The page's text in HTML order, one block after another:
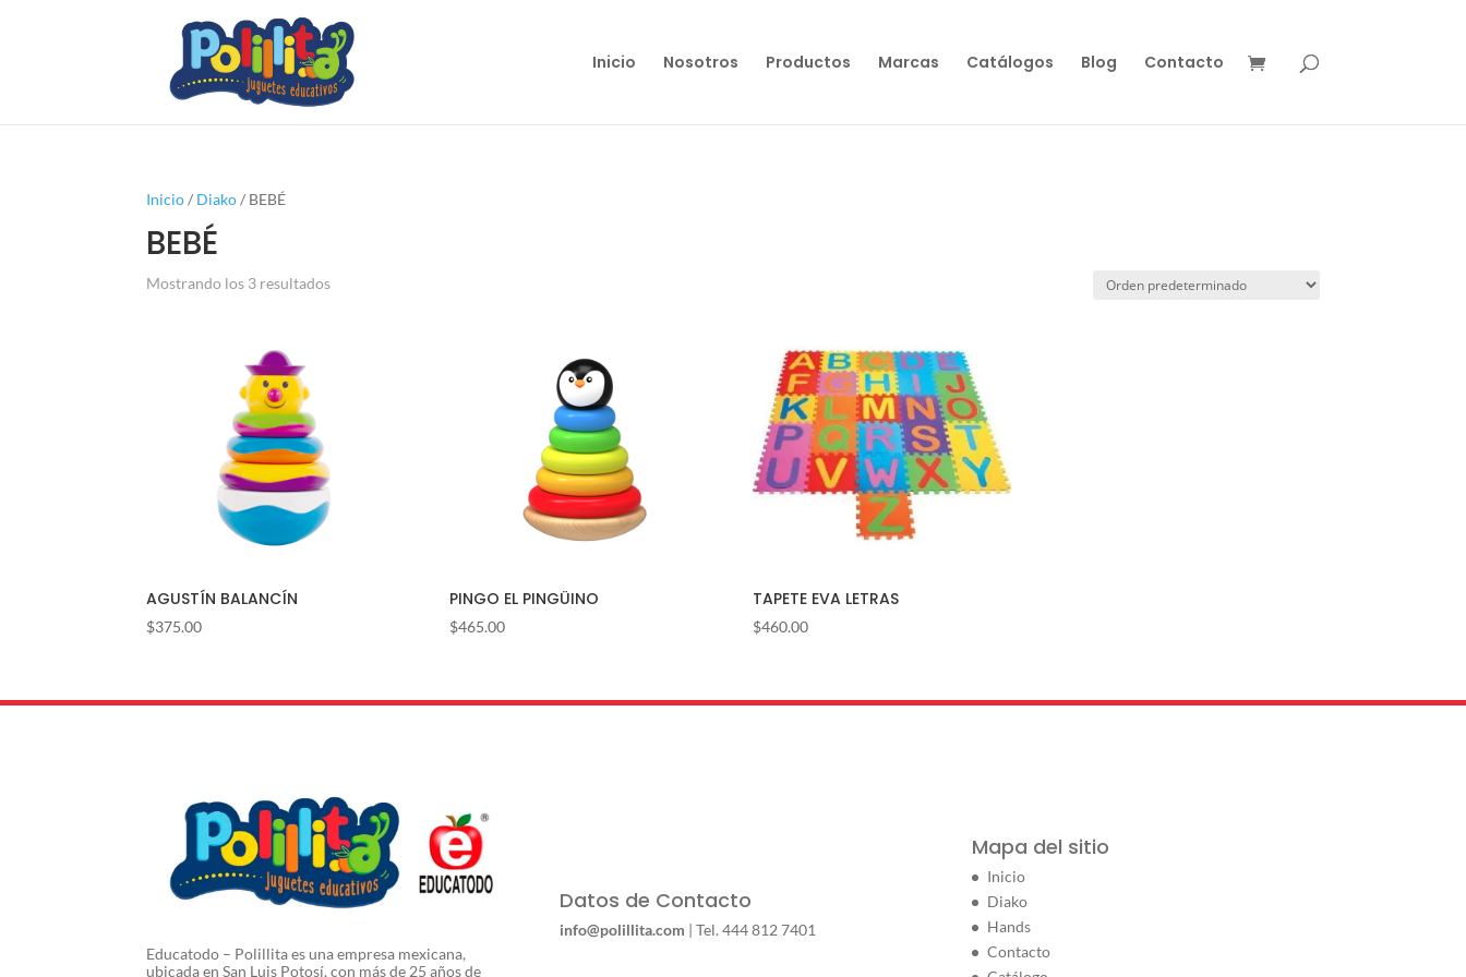
Inicio Nosotros Productos Marcas Catálogos Blog Contacto
Inicio/ Diako/ BEBÉ
BEBÉ
Mostrando los 3 resultados
AGUSTÍN BALANCÍN
$375.00
PINGO EL PINGÜINO
$465.00
TAPETE EVA LETRAS
$460.00
Educatodo – Polillita es una empresa mexicana,
ubicada en San Luis Potosí, con más de 25 años de
Datos de Contacto
info@polillita.com | Tel. 444 812 7401
Mapa del sitio
Inicio
Diako
Hands
Contacto